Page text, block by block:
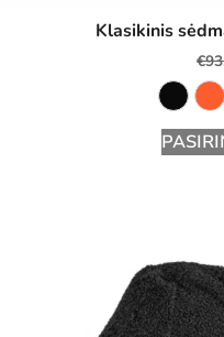
Klasikinis
€